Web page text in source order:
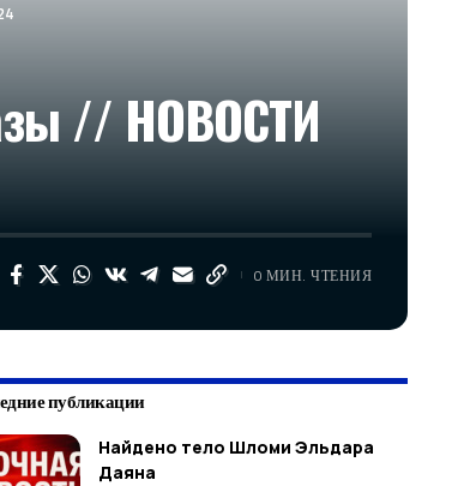
// НОВОСТИ
0 МИН. ЧТЕНИЯ
публикации
Найдено тело Шломи Эльдара
Даяна